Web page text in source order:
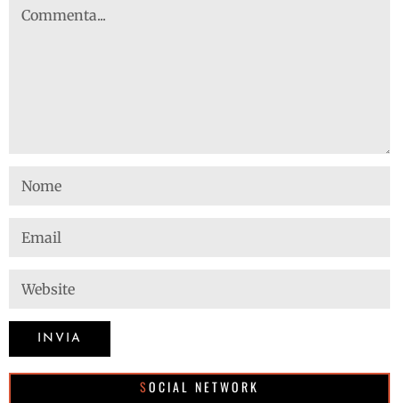
SOCIAL NETWORK